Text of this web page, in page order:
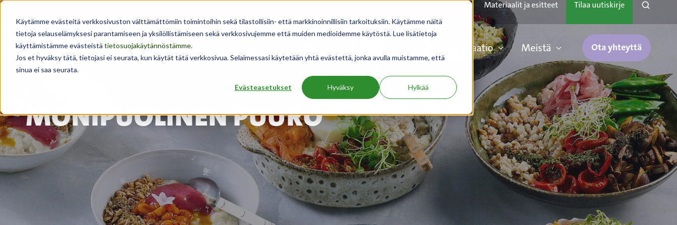
Käytämme evästeitä verkkosivuston välttämättömiin toimintoihin sekä tilastollisiin- että markkinoinnillisiin tarkoituksiin. Käytämme näitä
tietoja selauselämyksesi parantamiseen ja yksilöllistämiseen sekä verkkosivujemme että muiden medioidemme käytöstä. Lue lisätietoja
käyttämistämme evästeistä tietosuojakäytännöstämme.
Jos et hyväksy tätä, tietojasi ei seurata, kun käytät tätä verkkosivua. Selaimessasi käytetään yhtä evästettä, jonka avulla muistamme, että
sinua ei saa seurata.
Evästeasetukset Hyväksy Hylkää
Materiaalit ja esitteet Tilaa uutiskirje
Uutiset ja inspiraatio Meistä Ota yhteyttä
MONIPUOLINEN PUURO